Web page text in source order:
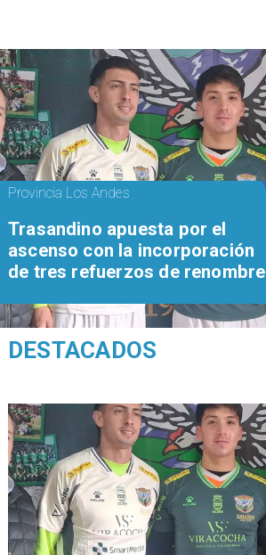
Provincia Los Andes
Trasandino apuesta por el
ascenso con la incorporación
de tres refuerzos de renombre
DESTACADOS